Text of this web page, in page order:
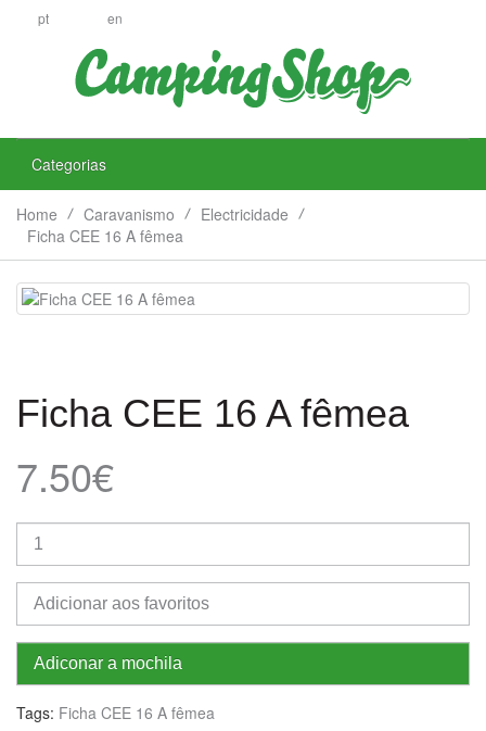
pt en
Categorias
Home Caravanismo
Electricidade
Ficha CEE 16 A fêmea
Ficha CEE 16 A fêmea
7.50€
Adicionar aos favoritos
Adiconar a mochila
Tags: Ficha CEE 16 A fêmea